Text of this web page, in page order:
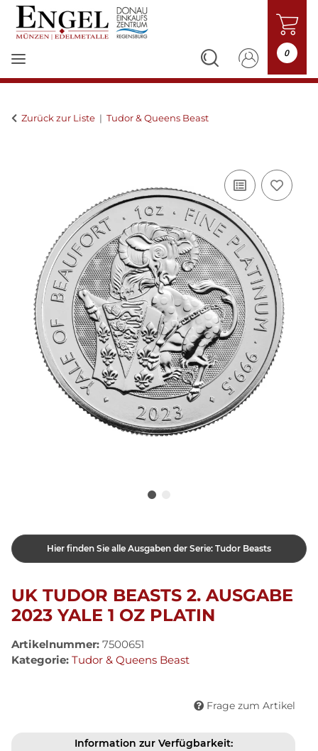
0
Zurück zur Liste Tudor & Queens Beast
Hier finden Sie alle Ausgaben der Serie: Tudor Beasts
UK TUDOR BEASTS 2. AUSGABE
2023 YALE 1 OZ PLATIN
Artikelnummer: 7500651
Kategorie: Tudor & Queens Beast
Frage zum Artikel
Information zur Verfügbarkeit: